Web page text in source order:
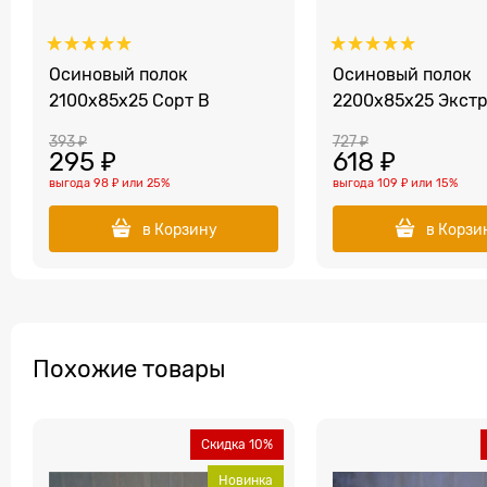
Осиновый полок
2100x85x25 Сорт B
393 ₽
295 ₽
выгода 98 ₽ или 25%
в Корзину
Осиновый полок
2200x85x25
727 ₽
618 ₽
выгода 109 ₽или 15%
в
Похожие товары
Скидка 10%
Новинка